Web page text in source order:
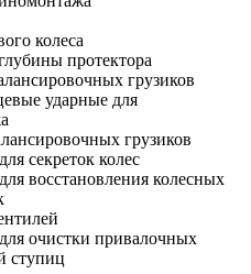
колеса
протектора
грузиков
ударные для
грузиков
секреток колес
восстановления колесных
очистки привалочных
ступиц